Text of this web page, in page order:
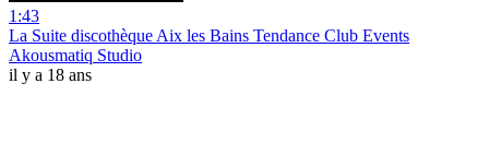
1:43
La Suite discothèque Aix les Bains Tendance Club Events
Akousmatiq Studio
il y a 18 ans